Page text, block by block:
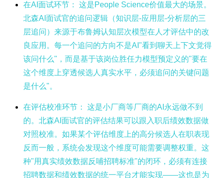
在AI面试环节： 这是People Science价值最大的场景。
北森AI面试官的追问逻辑（知识层-应用层-分析层的三
层追问）来源于布鲁姆认知层次模型在人才评估中的改
良应用。每一个追问的方向不是AI"看到聊天上下文觉得
该问什么"，而是基于该岗位胜任力模型预定义的"要在
这个维度上穿透候选人真实水平，必须追问的关键问题
是什么"。
在评估校准环节：
这是小厂商等厂商的AI永远做不到
的。北森AI面试官的评估结果可以跟入职后绩效数据做
对照校准。如果某个评估维度上的高分候选人在职表现
反而一般，系统会发现这个维度可能需要调整权重。这
种"用真实绩效数据反哺招聘标准"的闭环，必须有连接
招聘数据和绩效数据的统一平台才能实现——这也是为